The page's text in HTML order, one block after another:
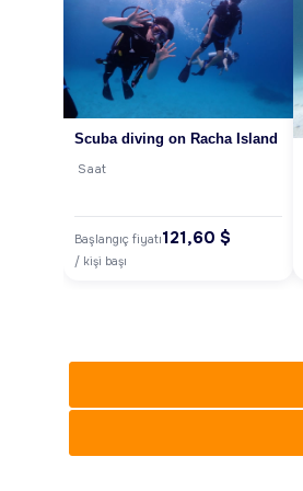
Scuba diving on Racha Island
Saat
Başlangıç fiyatı121,60 $
/ kişi başı